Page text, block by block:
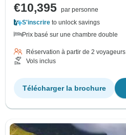
€10,395 par personne
S'inscrire to unlock savings
Prix basé sur une chambre double
Réservation à partir de 2 voyageurs
Vols inclus
Télécharger la brochure